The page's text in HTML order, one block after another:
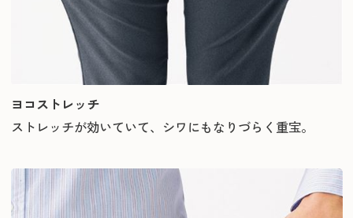
ヨコストレッチ
ストレッチが効いていて、シワにもなりづらく重宝。